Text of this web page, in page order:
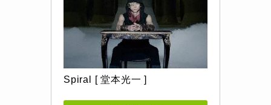
Spiral [ 堂本光一 ]